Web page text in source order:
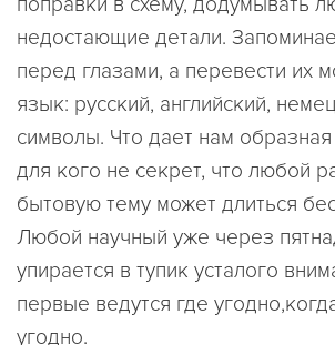
недостающие детали.
перед глазами, а перевести их
язык: русский, английский,
символы. Что дает нам
для кого не секрет, что любой
бытовую тему может длиться
Любой научный уже через
упирается в тупик усталого
первые ведутся где
угодно.